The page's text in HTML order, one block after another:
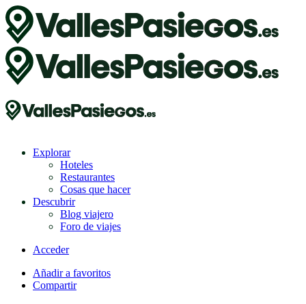
Explorar
Hoteles
Restaurantes
Cosas que hacer
Descubrir
Blog viajero
Foro de viajes
Acceder
Añadir a favoritos
Compartir